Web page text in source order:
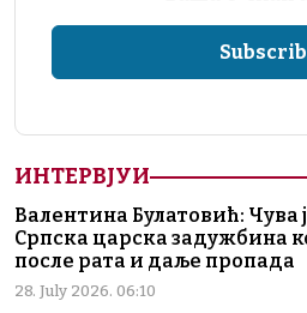
ИНТЕРВЈУИ
Валентина Булатовић: Чува
Српска царска задужбина
после рата и даље пропада
28. July 2026. 06:10